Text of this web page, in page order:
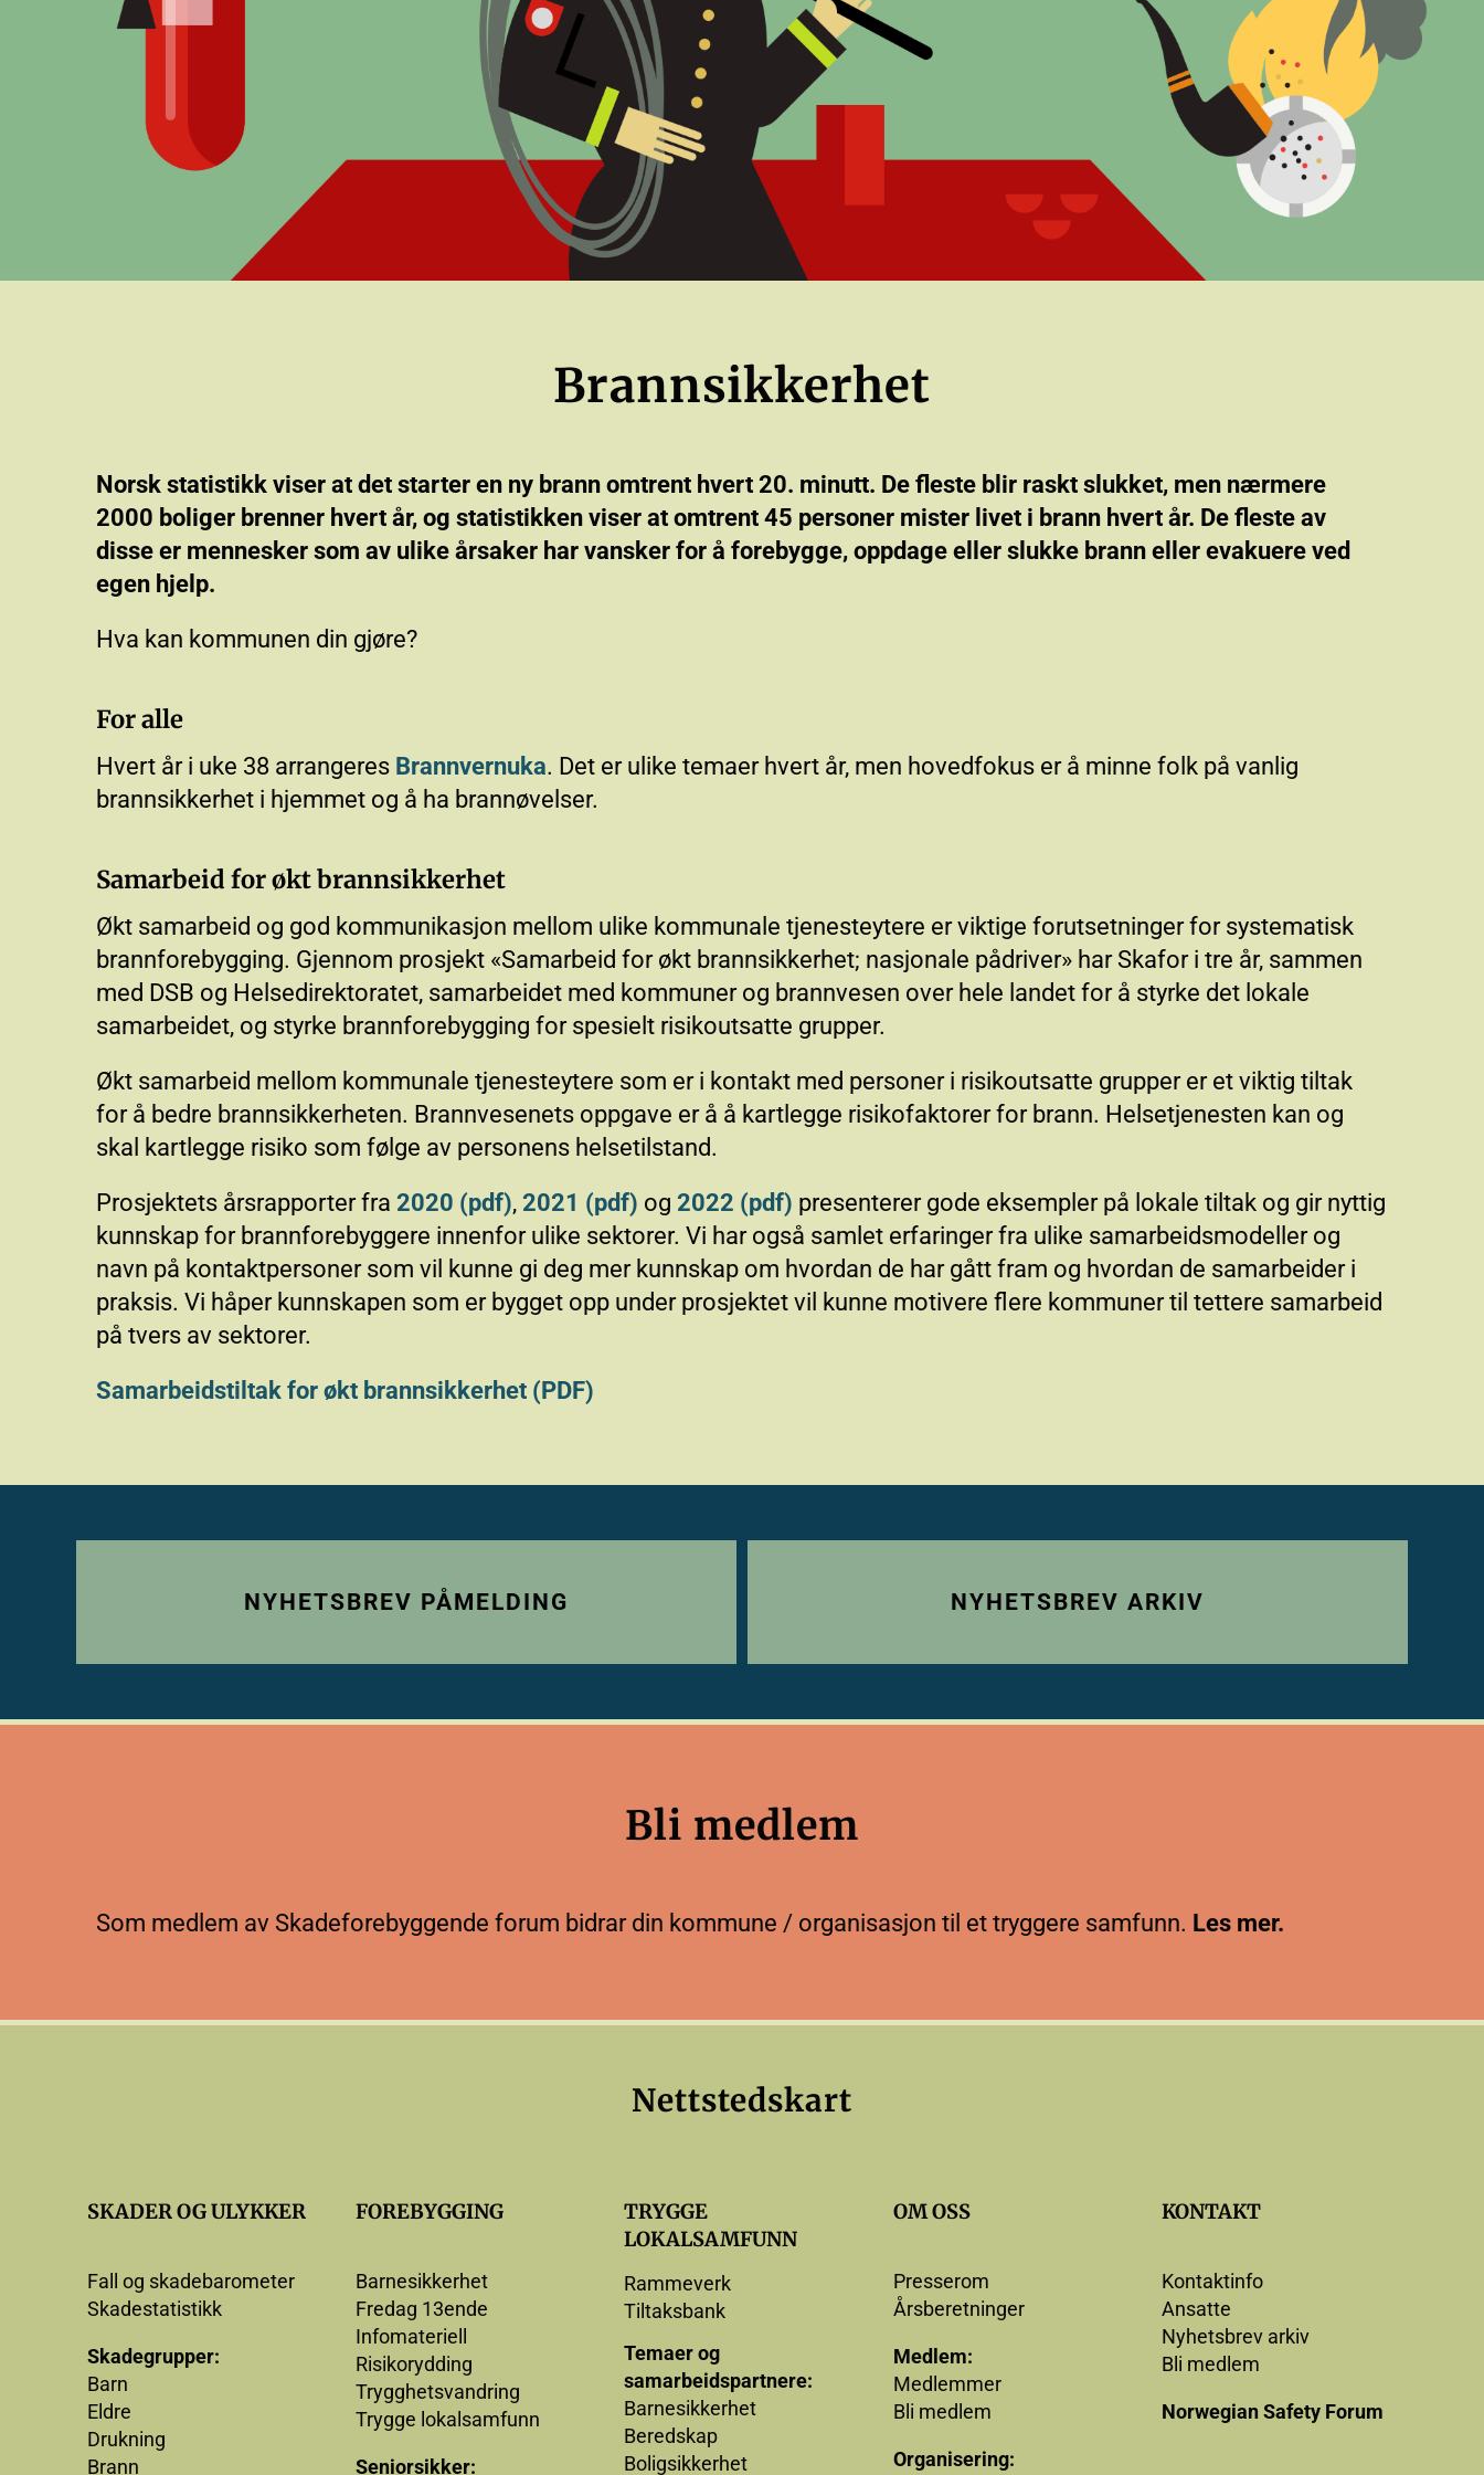
Brannsikkerhet
Norsk statistikk viser at det starter en ny brann omtrent hvert 20. minutt. De fleste blir raskt slukket, men nærmere
2000 boliger brenner hvert år, og statistikken viser at omtrent 45 personer mister livet i brann hvert år. De fleste av
disse er mennesker som av ulike årsaker har vansker for å forebygge, oppdage eller slukke brann eller evakuere ved
egen hjelp.
Hva kan kommunen din gjøre?
For alle
Hvert år i uke 38 arrangeres Brannvernuka. Det er ulike temaer hvert år, men hovedfokus er å minne folk på vanlig
brannsikkerhet i hjemmet og å ha brannøvelser.
Samarbeid for økt brannsikkerhet
Økt samarbeid og god kommunikasjon mellom ulike kommunale tjenesteytere er viktige forutsetninger for systematisk
brannforebygging. Gjennom prosjekt «Samarbeid for økt brannsikkerhet; nasjonale pådriver» har Skafor i tre år, sammen
med DSB og Helsedirektoratet, samarbeidet med kommuner og brannvesen over hele landet for å styrke det lokale
samarbeidet, og styrke brannforebygging for spesielt risikoutsatte grupper.
Økt samarbeid mellom kommunale tjenesteytere som er i kontakt med personer i risikoutsatte grupper er et viktig tiltak
for å bedre brannsikkerheten. Brannvesenets oppgave er å å kartlegge risikofaktorer for brann. Helsetjenesten kan og
skal kartlegge risiko som følge av personens helsetilstand.
Prosjektets årsrapporter fra 2020 (pdf), 2021 (pdf) og 2022 (pdf) presenterer gode eksempler på lokale tiltak og gir nyttig
kunnskap for brannforebyggere innenfor ulike sektorer. Vi har også samlet erfaringer fra ulike samarbeidsmodeller og
navn på kontaktpersoner som vil kunne gi deg mer kunnskap om hvordan de har gått fram og hvordan de samarbeider i
praksis. Vi håper kunnskapen som er bygget opp under prosjektet vil kunne motivere flere kommuner til tettere samarbeid
på tvers av sektorer.
Samarbeidstiltak for økt brannsikkerhet (PDF)
NYHETSBREV PÅMELDING NYHETSBREV ARKIV
Bli medlem
Som medlem av Skadeforebyggende forum bidrar din kommune / organisasjon til et tryggere samfunn. Les mer.
Nettstedskart
SKADER OG ULYKKER
Fall og skadebarometer
Skadestatistikk
Skadegrupper:
Barn
Eldre
Drukning
Brann
FOREBYGGING
Barnesikkerhet
Fredag 13ende
Infomateriell
Risikorydding
Trygghetsvandring
Trygge lokalsamfunn
Seniorsikker:
TRYGGE
LOKALSAMFUNN
Rammeverk
Tiltaksbank
Temaer og
samarbeidspartnere:
Barnesikkerhet
Beredskap
Boligsikkerhet
OM OSS
Presserom
Årsberetninger
Medlem:
Medlemmer
Bli medlem
Organisering:
KONTAKT
Kontaktinfo
Ansatte
Nyhetsbrev arkiv
Bli medlem
Norwegian Safety Forum